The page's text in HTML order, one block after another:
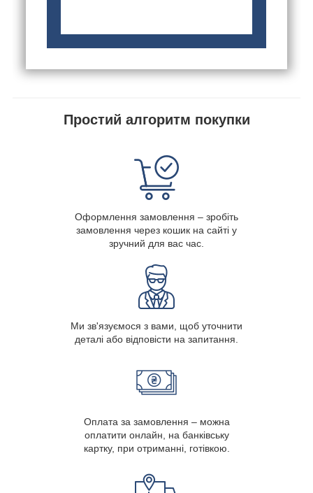
Простий алгоритм покупки
Оформлення замовлення – зробіть
замовлення через кошик на сайті у
зручний для вас час.
Ми зв'язуємося з вами, щоб уточнити
деталі або відповісти на запитання.
Оплата за замовлення – можна
оплатити онлайн, на банківську
картку, при отриманні, готівкою.